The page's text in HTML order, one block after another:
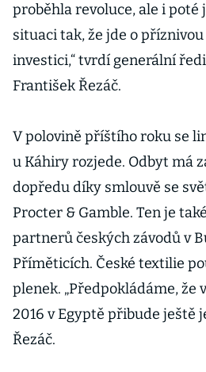
proběhla revoluce, ale i
situaci tak, že jde o
investici,“ tvrdí generální
František Řezáč.
V polovině příštího roku se
u Káhiry rozjede. Odbyt má
dopředu díky smlouvě se
Procter & Gamble. Ten je
partnerů českých závodů v
Příměticích. České textilie
plenek. „Předpokládáme, že
2016 v Egyptě přibude ještě
Řezáč.